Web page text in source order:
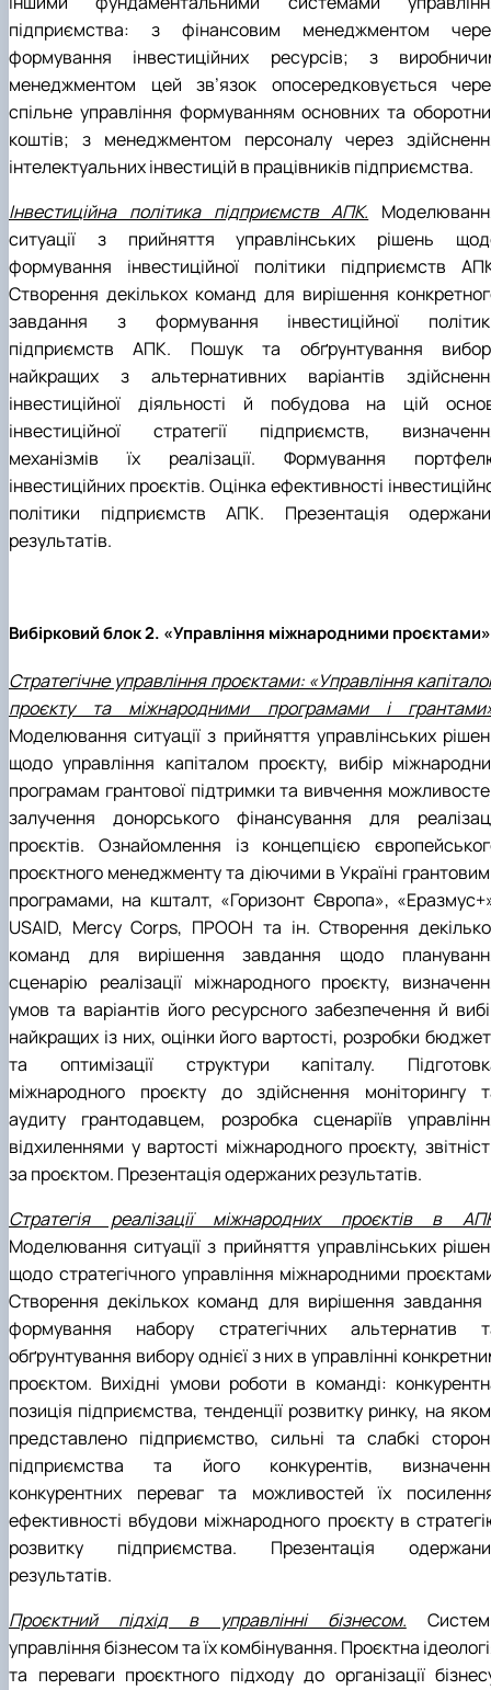
підприємства: з фінансовим менеджментом
формування інвестиційних ресурсів; з
менеджментом цей зв’язок опосередковується
спільне управління формуванням основних та
коштів; з менеджментом персоналу через
інтелектуальних інвестицій в працівників підприємства.
Інвестиційна політика підприємств АПК.
ситуації з прийняття управлінських рішень
формування інвестиційної політики підприємств
Створення декількох команд для вирішення
завдання з формування інвестиційної
підприємств АПК. Пошук та обґрунтування
найкращих з альтернативних варіантів
інвестиційної діяльності й побудова на цій
інвестиційної стратегії підприємств,
механізмів їх реалізації. Формування
інвестиційних проєктів. Оцінка ефективності
політики підприємств АПК. Презентація
результатів.
Вибірковий блок 2. «Управління міжнародними проєктами»
Стратегічне управління проєктами: «Управління
проєкту та міжнародними програмами і
Моделювання ситуації з прийняття управлінських
щодо управління капіталом проєкту, вибір
програмам грантової підтримки та вивчення
залучення донорського фінансування для
проєктів. Ознайомлення із концепцією
проєктного менеджменту та діючими в Україні
програмами, на кшталт, «Горизонт Європа»,
USAID, Mercy Corps, ПРООН та ін. Створення
команд для вирішення завдання щодо
сценарію реалізації міжнародного проєкту,
умов та варіантів його ресурсного забезпечення й
найкращих із них, оцінки його вартості, розробки
та оптимізації структури капіталу.
міжнародного проєкту до здійснення моніторингу
аудиту грантодавцем, розробка сценаріїв
відхиленнями у вартості міжнародного проєкту,
за проєктом. Презентація одержаних результатів.
Стратегія реалізації міжнародних проєктів в
Моделювання ситуації з прийняття управлінських
щодо стратегічного управління міжнародними
Створення декількох команд для вирішення завдання
формування набору стратегічних альтернатив
обґрунтування вибору однієї з них в управлінні
проєктом. Вихідні умови роботи в команді:
позиція підприємства, тенденції розвитку ринку, на
представлено підприємство, сильні та слабкі
підприємства та його конкурентів,
конкурентних переваг та можливостей їх
ефективності вбудови міжнародного проєкту в
розвитку підприємства. Презентація
результатів.
Проєктний підхід в управлінні бізнесом.
управління бізнесом та їх комбінування. Проєктна
та переваги проєктного підходу до організації